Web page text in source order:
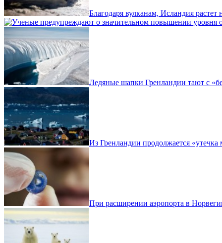
Благодаря вулканам, Исландия растет
Ледяные шапки Гренландии тают с
Из Гренландии продолжается
При расширении аэропорта в